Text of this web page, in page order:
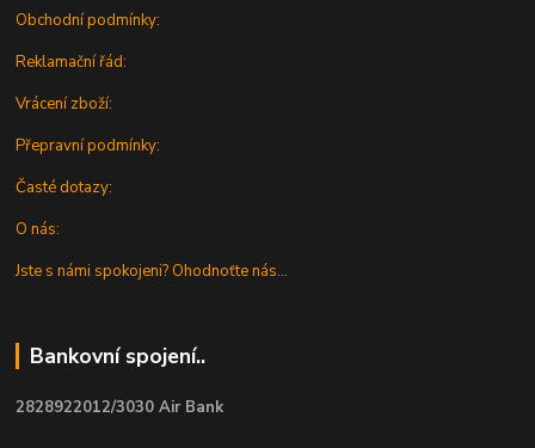
Obchodní podmínky:
Reklamační řád:
Vrácení zboží:
Přepravní podmínky:
Časté dotazy:
O nás:
Jste s námi spokojeni? Ohodnoťte nás...
Bankovní spojení..
2828922012/3030 Air Bank